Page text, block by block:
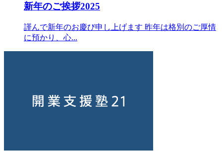
新年のご挨拶2025
謹んで新年のお慶び申し上げます 昨年は格別のご厚情
に預かり、心...